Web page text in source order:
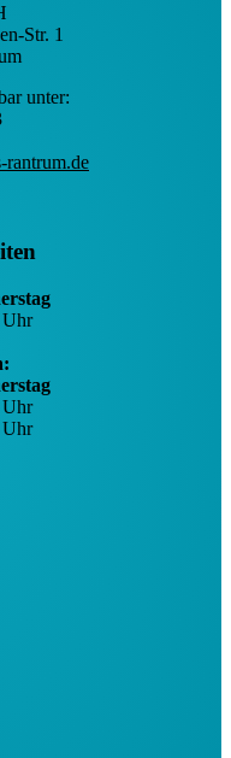
Str. 1
unter:
rantrum.de
Uhr
Uhr
Uhr